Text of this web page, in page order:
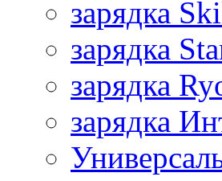
зарядка
зарядка
зарядка
зарядка